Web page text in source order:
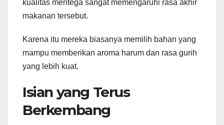
kualitas mentega sangat memengaruhi rasa akhir
makanan tersebut.
Karena itu mereka biasanya memilih bahan yang
mampu memberikan aroma harum dan rasa gurih
yang lebih kuat.
Isian yang Terus
Berkembang